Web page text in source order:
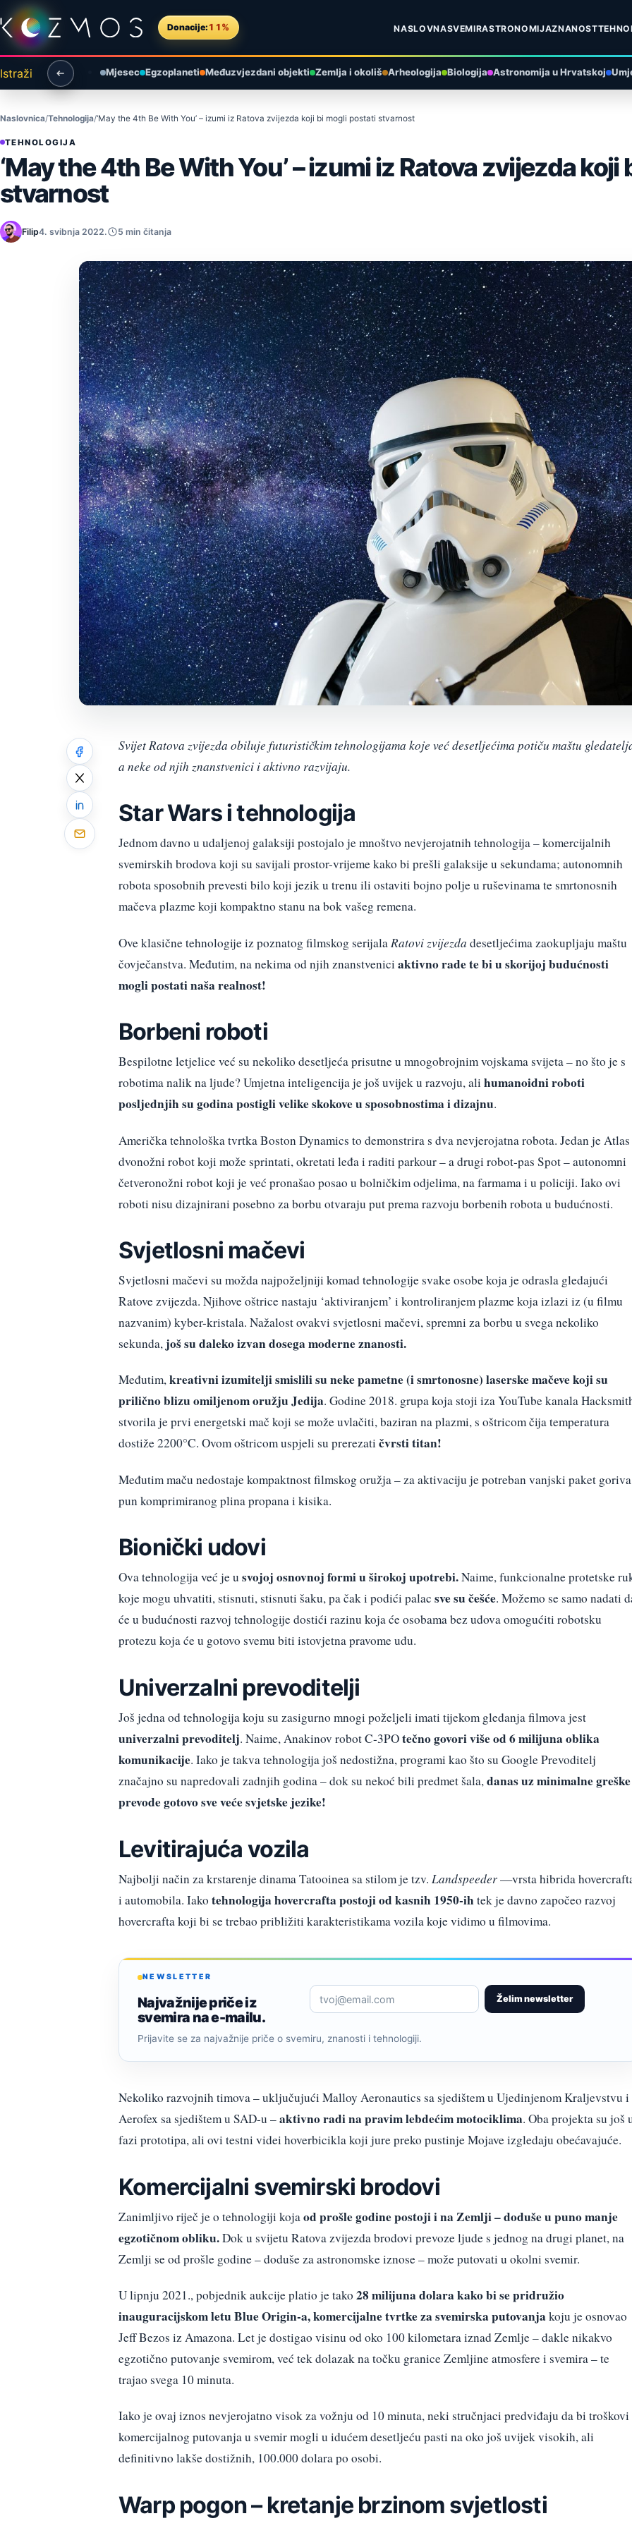
Preskoči na sadržaj
Donacije: 11% NASLOVNASVEMIRASTRONOMIJAZNANOST
Istraži Mjesec Egzoplaneti Međuzvjezdani objekti Zemlja i okoliš Arheologija Biologija Astronomija u Hrvatskoj
Naslovnica Tehnologija ‘May the 4th Be With You’ – izumi iz Ratova zvijezda koji bi mogli postati stvarnost
TEHNOLOGIJA
‘May the 4th Be With You’ – izumi iz Ratova zvijezda
stvarnost
Filip4. svibnja 2022. 5 min čitanja
Svijet Ratova zvijezda obiluje futurističkim tehnologijama koje već desetljećima potiču maštu
a neke od njih znanstvenici i aktivno razvijaju.
Star Wars i tehnologija
Jednom davno u udaljenoj galaksiji postojalo je mnoštvo nevjerojatnih tehnologija – komercijalnih
svemirskih brodova koji su savijali prostor-vrijeme kako bi prešli galaksije u sekundama; autonomnih
robota sposobnih prevesti bilo koji jezik u trenu ili ostaviti bojno polje u ruševinama te smrtonosnih
mačeva plazme koji kompaktno stanu na bok vašeg remena.
Ove klasične tehnologije iz poznatog filmskog serijala Ratovi zvijezda desetljećima zaokupljaju maštu
čovječanstva. Međutim, na nekima od njih znanstvenici aktivno rade te bi u skorijoj budućnosti
mogli postati naša realnost!
Borbeni roboti
Bespilotne letjelice već su nekoliko desetljeća prisutne u mnogobrojnim vojskama svijeta – no što je s
robotima nalik na ljude? Umjetna inteligencija je još uvijek u razvoju, ali humanoidni roboti
posljednjih su godina postigli velike skokove u sposobnostima i dizajnu.
Američka tehnološka tvrtka Boston Dynamics to demonstrira s dva nevjerojatna robota. Jedan je
dvonožni robot koji može sprintati, okretati leđa i raditi parkour – a drugi robot-pas Spot – autonomni
četveronožni robot koji je već pronašao posao u bolničkim odjelima, na farmama i u policiji. Iako ovi
roboti nisu dizajnirani posebno za borbu otvaraju put prema razvoju borbenih robota u budućnosti.
Svjetlosni mačevi
Svjetlosni mačevi su možda najpoželjniji komad tehnologije svake osobe koja je odrasla gledajući
Ratove zvijezda. Njihove oštrice nastaju ‘aktiviranjem’ i kontroliranjem plazme koja izlazi iz (u filmu
nazvanim) kyber-kristala. Nažalost ovakvi svjetlosni mačevi, spremni za borbu u svega nekoliko
sekunda, još su daleko izvan dosega moderne znanosti.
Međutim,kreativni izumitelji smislili su neke pametne (i smrtonosne) laserske mačeve koji su
prilično blizu omiljenom oružju Jedija. Godine 2018. grupa koja stoji iza YouTube kanala
stvorila je prvi energetski mač koji se može uvlačiti, baziran na plazmi, s oštricom čija temperatura
dostiže 2200°C. Ovom oštricom uspjeli su prerezati čvrsti titan!
Međutim maču nedostaje kompaktnost filmskog oružja – za aktivaciju je potreban vanjski paket goriva
pun komprimiranog plina propana i kisika.
Bionički udovi
Ova tehnologija već je u svojoj osnovnoj formi u širokoj upotrebi.Naime, funkcionalne protetske
koje mogu uhvatiti, stisnuti, stisnuti šaku, pa čak i podići palac sve su češće. Možemo se samo nadati
će u budućnosti razvoj tehnologije dostići razinu koja će osobama bez udova omogućiti robotsku
protezu koja će u gotovo svemu biti istovjetna pravome udu.
Univerzalni prevoditelji
Još jedna od tehnologija koju su zasigurno mnogi poželjeli imati tijekom gledanja filmova jest
univerzalni prevoditelj. Naime, Anakinov robot C-3POtečno govori više od 6 milijuna oblika
komunikacije. Iako je takva tehnologija još nedostižna, programi kao što su Google Prevoditelj
značajno su napredovali zadnjih godina – dok su nekoć bili predmet šala,danas uz minimalne greške
prevode gotovo sve veće svjetske jezike!
Levitirajuća vozila
Najbolji način za krstarenje dinama Tatooinea sa stilom je tzv. Landspeeder—vrsta hibrida
i automobila. Iako tehnologija hovercrafta postoji od kasnih 1950-ih tek je davno započeo razvoj
hovercrafta koji bi se trebao približiti karakteristikama vozila koje vidimo u filmovima.
NEWSLETTER
Najvažnije priče iz
svemira na e-mailu.
Želim newsletter
Prijavite se za najvažnije priče o svemiru, znanosti i tehnologiji.
Nekoliko razvojnih timova – uključujući Malloy Aeronautics sa sjedištem u Ujedinjenom Kraljevstvu i
Aerofex sa sjedištem u SAD-u –aktivno radi na pravim lebdećim motociklima. Oba projekta su još
fazi prototipa, ali ovi testni videi hoverbicikla koji jure preko pustinje Mojave izgledaju obećavajuće.
Komercijalni svemirski brodovi
Zanimljivo riječ je o tehnologiji koja od prošle godine postoji i na Zemlji – doduše u puno manje
egzotičnom obliku.Dok u svijetu Ratova zvijezda brodovi prevoze ljude s jednog na drugi planet, na
Zemlji se od prošle godine – doduše za astronomske iznose – može putovati u okolni svemir.
U lipnju 2021., pobjednik aukcije platio je tako 28 milijuna dolara kako bi se pridružio
inauguracijskom letu Blue Origin-a, komercijalne tvrtke za svemirska putovanja koju je osnovao
Jeff Bezos iz Amazona. Let je dostigao visinu od oko 100 kilometara iznad Zemlje – dakle nikakvo
egzotično putovanje svemirom, već tek dolazak na točku granice Zemljine atmosfere i svemira – te
trajao svega 10 minuta.
Iako je ovaj iznos nevjerojatno visok za vožnju od 10 minuta, neki stručnjaci predviđaju da bi troškovi
komercijalnog putovanja u svemir mogli u idućem desetljeću pasti na oko još uvijek visokih, ali
definitivno lakše dostižnih, 100.000 dolara po osobi.
Warp pogon – kretanje brzinom svjetlosti